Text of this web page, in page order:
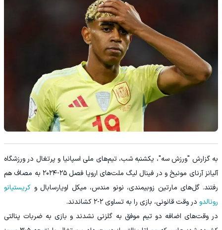
به گزارش "ورزش سه"، یکشنبه شب، تیم‌های ملی اسپانیا و پرتغال در ورزشگاه
آلیانز آرنای مونیخ و در فینال لیگ ملت‌های اروپا فصل ۲۵-۲۰۲۴ به مصاف هم
رفتند. گل‌های مارتین زوبیمندی، نونو مندس، میکل اویارسابال و کریستیانو
رونالدو در وقت قانونی، بازی را به تساوی ۲-۲ کشاندند.
در وقت‌های اضافه دو تیم موفق به گلزنی نشدند و بازی به ضربات پنالتی